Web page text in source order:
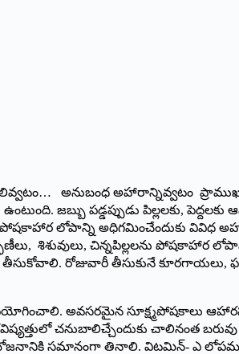
అనుబంధ అహారాన్నివ్వటం
జబ్బు పడ్డప్పుడు పిల్లలకు,
లోపాన్ని అధిగమించేందుకు వివిధ
శిశువులు, చిన్నపిల్లలను పోషకాహార
తీసుకోవాలి. రోజువారీ తీసుకునే కూరగాయలు,
అవసరమైన సూక్ష్మపోషకాలు
చనుబాలిచ్చేందుకు చాలినంత
భోజనానికి సమానంగా తినాలి. విటమిన్‌- ఎ